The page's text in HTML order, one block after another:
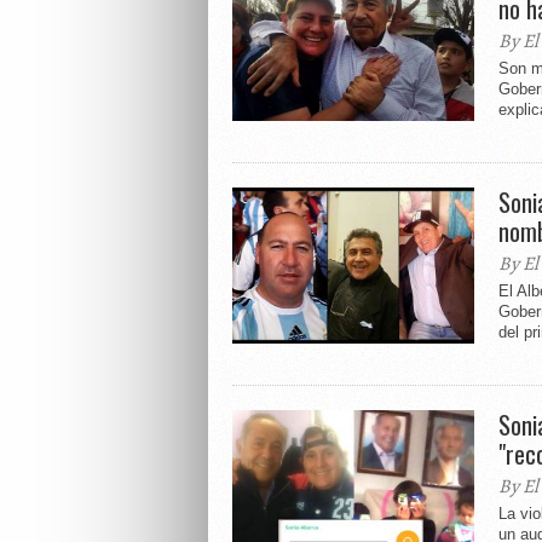
no
By
Son
By
El
del
By
La
un